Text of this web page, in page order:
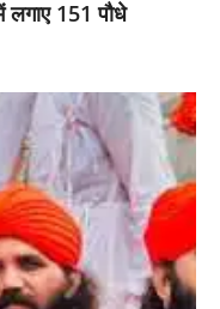
लगाए 151 पौधे